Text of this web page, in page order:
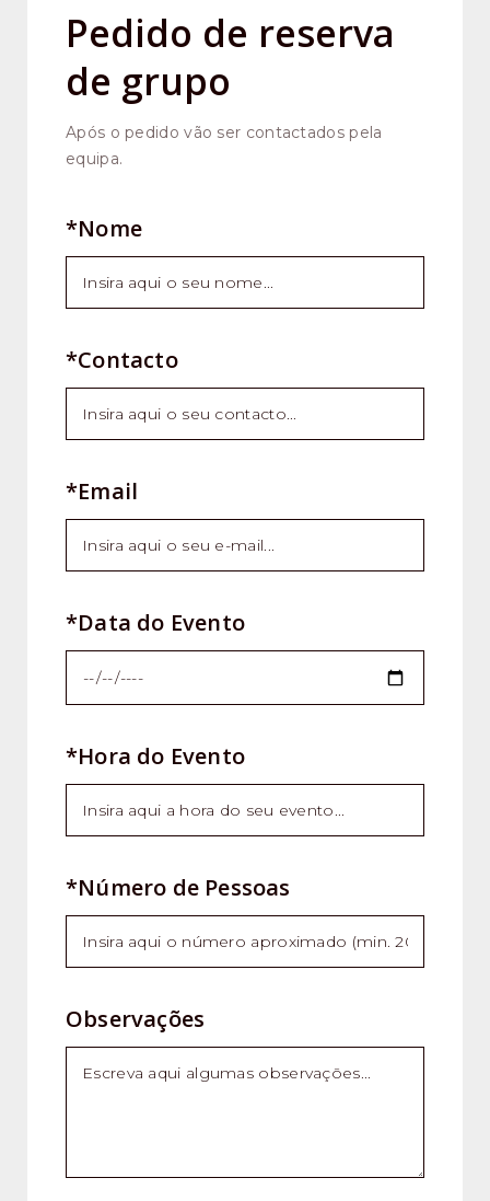
Pedido de reserva
de grupo
Após o pedido vão ser contactados pela
equipa.
*Nome
*Contacto
*Email
*Data do Evento
*Hora do Evento
*Número de Pessoas
Observações